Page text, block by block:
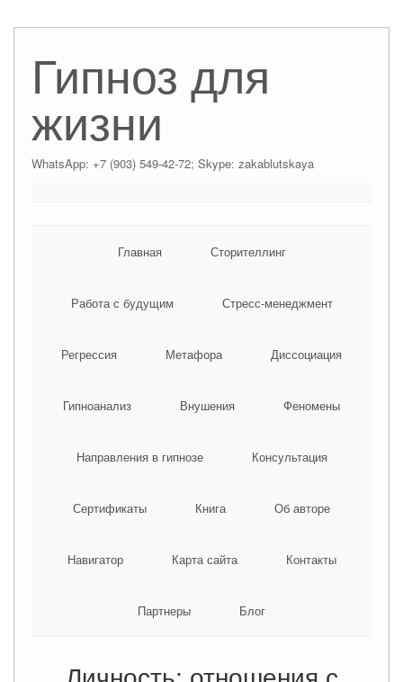
Гипноз для
жизни
WhatsApp: +7 (903) 549-42-72; Skype: zakablutskaya
Главная Сторителлинг
Работа с будущим Стресс-менеджмент
Регрессия Метафора Диссоциация
Гипноанализ Внушения Феномены
Направления в гипнозе Консультация
Сертификаты Книга Об авторе
Навигатор Карта сайта Контакты
Партнеры Блог